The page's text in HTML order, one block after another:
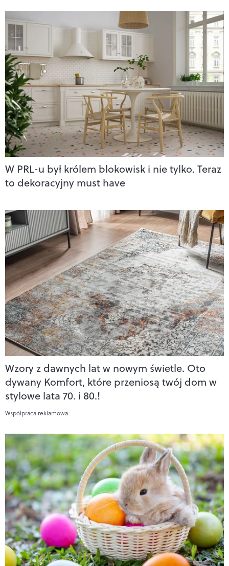
W PRL-u był królem blokowisk i nie tylko. Teraz
to dekoracyjny must have
Wzory z dawnych lat w nowym świetle. Oto
dywany Komfort, które przeniosą twój dom w
stylowe lata 70. i 80.!
Współpraca reklamowa